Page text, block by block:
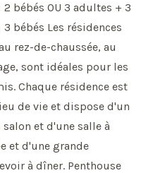
bébés OU 3 adultes + 3
bébés Les résidences
rez-de-chaussée, au
sont idéales pour les
Chaque résidence est
de vie et dispose d'un
et d'une salle à
et d'une grande
à dîner. Penthouse